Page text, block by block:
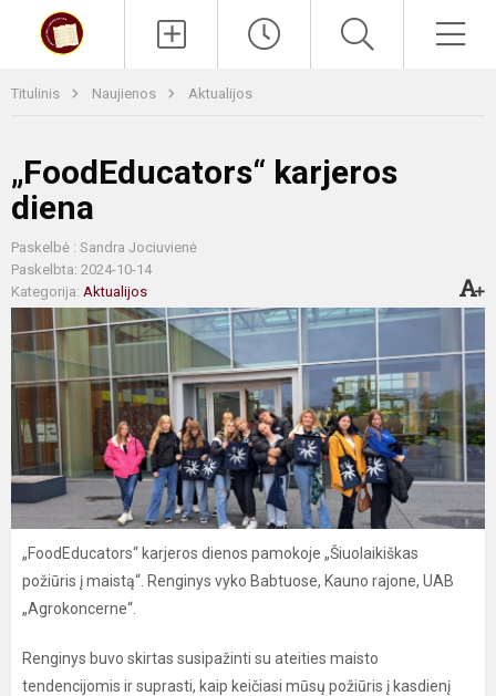
Titulinis Naujienos Aktualijos
„FoodEducators“ karjeros
diena
Paskelbė : Sandra Jociuvienė
Paskelbta: 2024-10-14
Kategorija: Aktualijos
„FoodEducators“ karjeros dienos pamokoje „Šiuolaikiškas
požiūris į maistą“. Renginys vyko Babtuose, Kauno rajone, UAB
„Agrokoncerne“.
Renginys buvo skirtas susipažinti su ateities maisto
tendencijomis ir suprasti, kaip keičiasi mūsų požiūris į kasdienį